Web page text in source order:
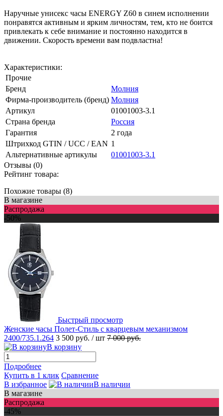
Наручные унисекс часы ENERGY Z60 в синем исполнении
понравятся активным и ярким личностям, тем, кто не боится
привлекать к себе внимание и постоянно находится в
движении. Скорость времени вам подвластна!
Характеристики:
Прочие
Бренд
Молния
Фирма-производитель (бренд) Молния
Артикул
01001003-3.1
Страна бренда
Россия
Гарантия
2 года
Штрихкод GTIN / UCC / EAN 1
Альтернативные артикулы
01001003-3.1
Отзывы (0)
Рейтинг товара:
Похожие товары (8)
В магазине
Распродажа
-50%
Быстрый просмотр
Женские часы Полет-Стиль с кварцевым механизмом
2400/735.1.264 3 500 руб. / шт 7 000 руб.
В корзину
Подробнее
Купить в 1 клик Сравнение
В избранное
В наличии
В магазине
Распродажа
-45%